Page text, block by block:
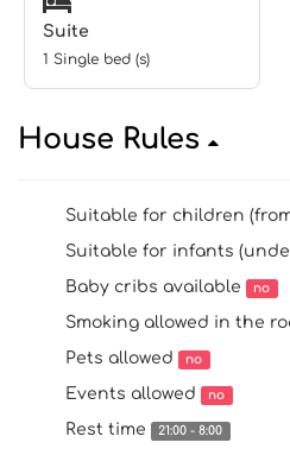
Suite
1 Single bed (s)
House Rules
Suitable for children
Suitable for infants
Baby cribs available no
Smoking allowed in the
Pets allowed no
Events allowed no
Rest time 21:00 - 8:00